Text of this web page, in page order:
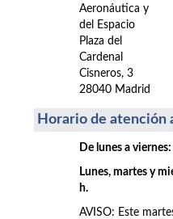
Aeronáutica y
del Espacio
Plaza del
Cardenal
Cisneros, 3
28040 Madrid
Horario de atención
De lunes a
Lunes, martes y
h.
AVISO: Este